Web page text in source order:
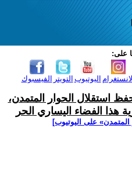
على:
الفيسبوك التويتر اليوتيوب
استقلال الحوار المتمدن،
هذا الفضاء اليساري الحر
على اليوتيوب]